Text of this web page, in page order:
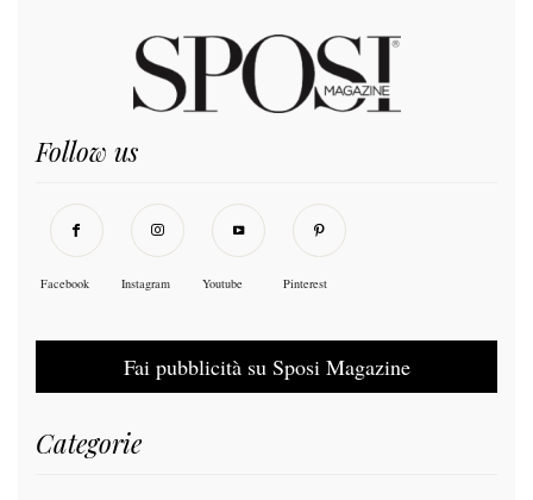
Follow us
Facebook Instagram Youtube Pinterest
Fai pubblicità su Sposi Magazine
Categorie